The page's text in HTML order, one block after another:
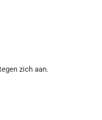
zich aan.